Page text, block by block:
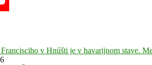
v Hnúšti je v havarijnom stave.